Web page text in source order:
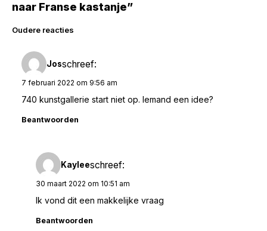
naar Franse kastanje”
Reacties
navigatie
Oudere reacties
Josschreef:
7 februari 2022 om 9:56 am
740 kunstgallerie start niet op. Iemand een idee?
Beantwoorden
Kayleeschreef:
30 maart 2022 om 10:51 am
Ik vond dit een makkelijke vraag
Beantwoorden